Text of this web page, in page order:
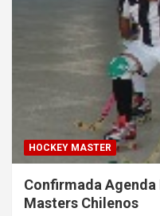
HOCKEY MASTER
Confirmada
Masters Chilenos